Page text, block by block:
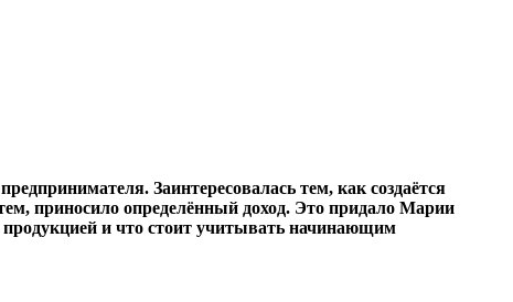
Заинтересовалась тем, как создаётся
приносило определённый доход. Это придало Марии
продукцией и что стоит учитывать начинающим